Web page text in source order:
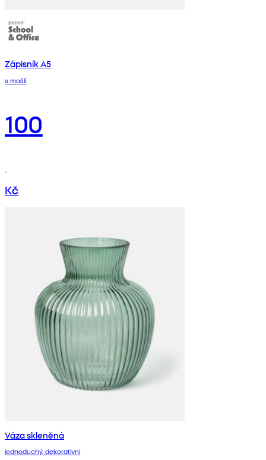
Zápisník A5
s mašlí
100
Kč
Váza skleněná
jednoduchý, dekorativní